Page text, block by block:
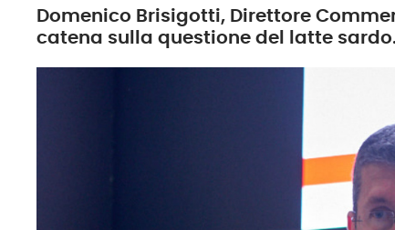
Domenico Brisigotti, Direttore
catena sulla questione del latte